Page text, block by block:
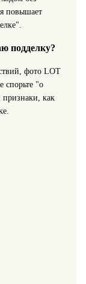
повышает
подделку?
фото LOT
спорьте "о
как